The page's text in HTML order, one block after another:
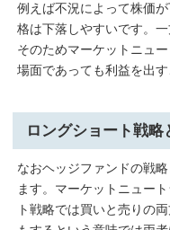
例えば不況によって株価
格は下落しやすいです。
そのためマーケットニュ
場面であっても利益を出す
ロングショート戦
なおヘッジファンドの戦
ます。マーケットニュー
ト戦略では買いと売りの